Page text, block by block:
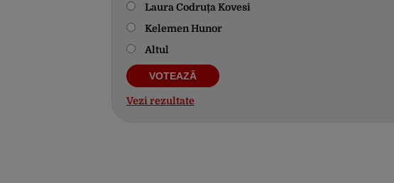
Laura Codruța Kovesi
Kelemen Hunor
Altul
Vezi rezultate